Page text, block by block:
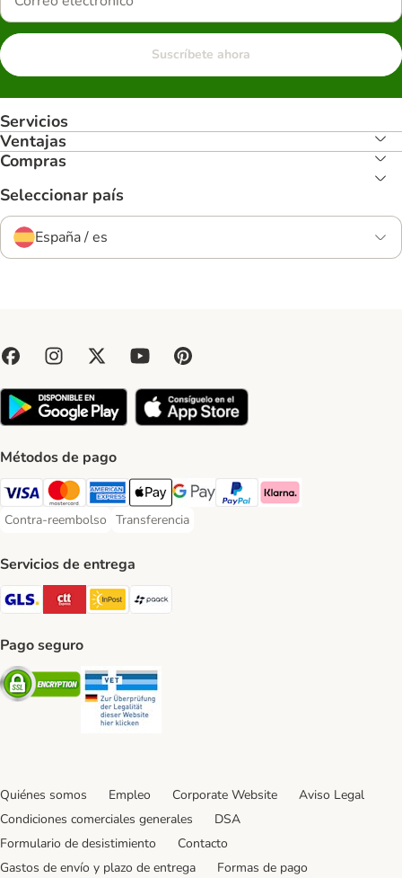
Suscríbete ahora
Servicios
Ventajas
Compras
Seleccionar país
España / es
Métodos de pago
Visa Payment Method
Mastercard Payment Method
American Express Payment Method
Apple Pay Payment Method
Google Pay Payment Method
PayPal Payment Method
Klarna Payment Method
Contra-reembolso
Contra-reembolso Payment Method
Transferencia
Transferencia Payment Method
Servicios de entrega
GLS Shipping Method
CTTExpress Shipping Method
InPost Shipping Method
paack Shipping Method
Pago seguro
Security
Quiénes somos Empleo Corporate Website
Aviso Legal
Condiciones comerciales generales
DSA
Formulario de desistimiento
Contacto
Gastos de envío y plazo de entrega
Formas de pago